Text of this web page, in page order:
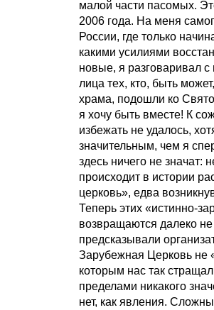
малой части пасомых.
2006 года. На меня
России, где только
какими усилиями
новые, я разговаривал
лица тех, кто, быть
храма, подошли ко
я хочу быть вместе! К
избежать не удалось,
значительным, чем я
здесь ничего не значат:
происходит в истории
церковь», едва
Теперь этих «истинно-
возвращаются далеко не
предсказывали
Зарубежная Церковь не
которым нас так
пределами никакого
нет, как явления.